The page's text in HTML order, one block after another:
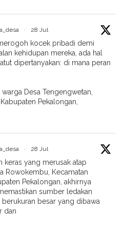
· 28 Jul
kocek pribadi demi
kehidupan mereka, ada hal
dipertanyakan: di mana peran
Desa Tengengwetan,
Pekalongan,
· 28 Jul
keras yang merusak atap
Rowokembu, Kecamatan
Pekalongan, akhirnya
sumber ledakan
berukuran besar yang dibawa
dan